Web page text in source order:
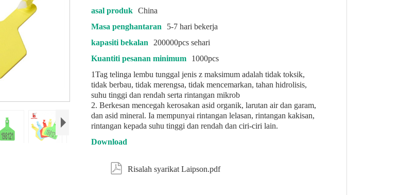
asal produk
China
Masa penghantaran
5-7 hari bekerja
kapasiti bekalan
200000pcs sehari
Kuantiti pesanan minimum
1000pcs
1Tag telinga lembu tunggal jenis z maksimum adalah tidak toksik,
tidak berbau, tidak merengsa, tidak mencemarkan, tahan hidrolisis,
suhu tinggi dan rendah serta rintangan mikrob
2. Berkesan mencegah kerosakan asid organik, larutan air dan garam,
dan asid mineral. Ia mempunyai rintangan lelasan, rintangan kakisan,
rintangan kepada suhu tinggi dan rendah dan ciri-ciri lain.
Download
 Risalah syarikat Laipson.pdf